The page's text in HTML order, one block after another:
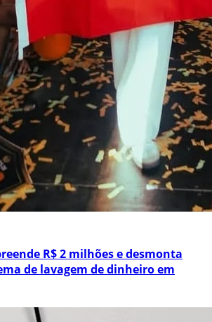
R$ 2 milhões e desmonta
de lavagem de dinheiro em